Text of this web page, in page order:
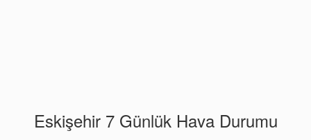
Eskişehir 7 Günlük Hava Durumu